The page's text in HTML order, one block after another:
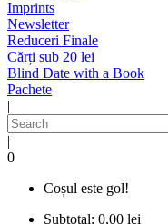
Imprints
Newsletter
Reduceri Finale
Cărți sub 20 lei
Blind Date with a Book
Pachete
|
|
0
Coșul este gol!
Subtotal: 0,00 lei